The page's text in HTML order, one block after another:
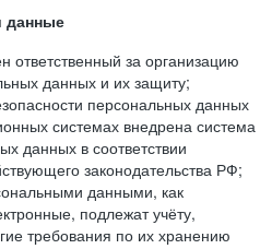
данные
ответственный за организацию
данных и их защиту;
персональных данных
системах внедрена система
данных в соответствии
законодательства РФ;
данными, как
подлежат учёту,
требования по их хранению